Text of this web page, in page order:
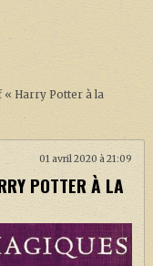
« Harry Potter à la
01 avril 2020 à 21:09
POTTER À LA